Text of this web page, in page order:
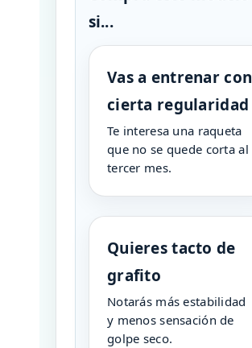
si...
Vas a entrenar con
cierta regularidad
Te interesa una raqueta
que no se quede corta al
tercer mes.
Quieres tacto de
grafito
Notarás más estabilidad
y menos sensación de
golpe seco.